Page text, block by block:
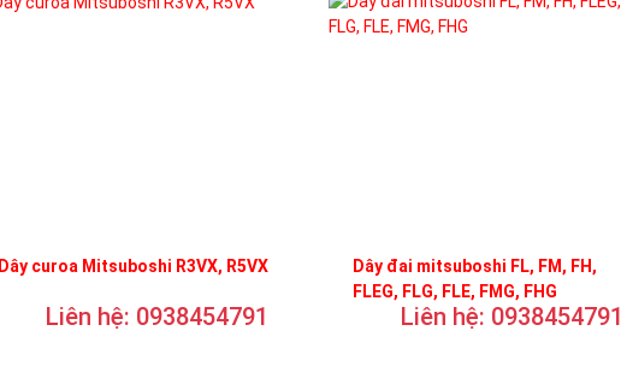
Dây curoa Mitsuboshi R3VX, R5VX
Liên hệ: 0938454791
Dây đai mitsuboshi FL, FM, FH,
FLEG, FLG, FLE, FMG, FHG
Liên hệ: 0938454791